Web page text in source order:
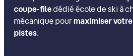
coupe-filedédié école de ski à
mécanique pourmaximiser
pistes.